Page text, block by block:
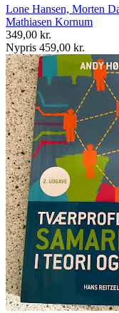
Lone Hansen, Morten
Mathiasen Kornum
349,00 kr.
Nypris 459,00 kr.